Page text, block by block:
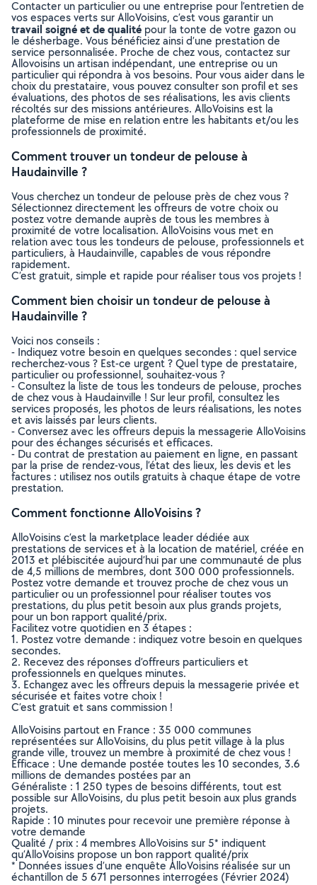
Contacter un particulier ou une entreprise pour l’entretien de
vos espaces verts sur AlloVoisins, c’est vous garantir un
travail soigné et de qualité pour la tonte de votre gazon ou
le désherbage. Vous bénéficiez ainsi d’une prestation de
service personnalisée. Proche de chez vous, contactez sur
Allovoisins un artisan indépendant, une entreprise ou un
particulier qui répondra à vos besoins. Pour vous aider dans le
choix du prestataire, vous pouvez consulter son profil et ses
évaluations, des photos de ses réalisations, les avis clients
récoltés sur des missions antérieures. AlloVoisins est la
plateforme de mise en relation entre les habitants et/ou les
professionnels de proximité.
Comment trouver un tondeur de pelouse à
Haudainville ?
Vous cherchez un tondeur de pelouse près de chez vous ?
Sélectionnez directement les offreurs de votre choix ou
postez votre demande auprès de tous les membres à
proximité de votre localisation. AlloVoisins vous met en
relation avec tous les tondeurs de pelouse, professionnels et
particuliers, à Haudainville, capables de vous répondre
rapidement.
C’est gratuit, simple et rapide pour réaliser tous vos projets !
Comment bien choisir un tondeur de pelouse à
Haudainville ?
Voici nos conseils :
- Indiquez votre besoin en quelques secondes : quel service
recherchez-vous ? Est-ce urgent ? Quel type de prestataire,
particulier ou professionnel, souhaitez-vous ?
- Consultez la liste de tous les tondeurs de pelouse, proches
de chez vous à Haudainville ! Sur leur profil, consultez les
services proposés, les photos de leurs réalisations, les notes
et avis laissés par leurs clients.
- Conversez avec les offreurs depuis la messagerie AlloVoisins
pour des échanges sécurisés et efficaces.
- Du contrat de prestation au paiement en ligne, en passant
par la prise de rendez-vous, l’état des lieux, les devis et les
factures : utilisez nos outils gratuits à chaque étape de votre
prestation.
Comment fonctionne AlloVoisins ?
AlloVoisins c’est la marketplace leader dédiée aux
prestations de services et à la location de matériel, créée en
2013 et plébiscitée aujourd’hui par une communauté de plus
de 4,5 millions de membres, dont 300 000 professionnels.
Postez votre demande et trouvez proche de chez vous un
particulier ou un professionnel pour réaliser toutes vos
prestations, du plus petit besoin aux plus grands projets,
pour un bon rapport qualité/prix.
Facilitez votre quotidien en 3 étapes :
1. Postez votre demande : indiquez votre besoin en quelques
secondes.
2. Recevez des réponses d’offreurs particuliers et
professionnels en quelques minutes.
3. Echangez avec les offreurs depuis la messagerie privée et
sécurisée et faites votre choix !
C’est gratuit et sans commission !
AlloVoisins partout en France : 35 000 communes
représentées sur AlloVoisins, du plus petit village à la plus
grande ville, trouvez un membre à proximité de chez vous !
Efficace : Une demande postée toutes les 10 secondes, 3.6
millions de demandes postées par an
Généraliste : 1 250 types de besoins différents, tout est
possible sur AlloVoisins, du plus petit besoin aux plus grands
projets.
Rapide : 10 minutes pour recevoir une première réponse à
votre demande
Qualité / prix : 4 membres AlloVoisins sur 5* indiquent
qu’AlloVoisins propose un bon rapport qualité/prix
* Données issues d’une enquête AlloVoisins réalisée sur un
échantillon de 5 671 personnes interrogées (Février 2024)